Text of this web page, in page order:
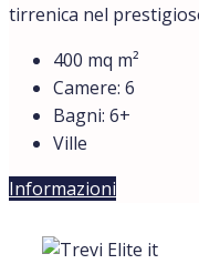
tirrenica nel
400 mq m²
Camere: 6
Bagni: 6+
Ville
Informazioni